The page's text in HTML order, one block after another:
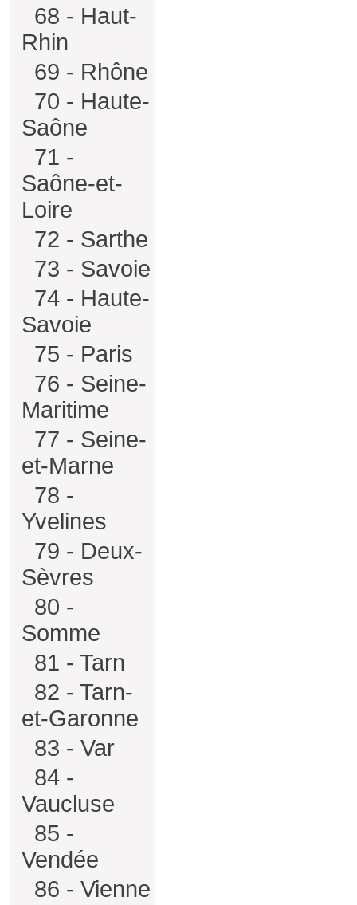
68 - Haut-
Rhin
69 - Rhône
70 - Haute-
Saône
71 -
Saône-et-
Loire
72 - Sarthe
73 - Savoie
74 - Haute-
Savoie
75 - Paris
76 - Seine-
Maritime
77 - Seine-
et-Marne
78 -
Yvelines
79 - Deux-
Sèvres
80 -
Somme
81 - Tarn
82 - Tarn-
et-Garonne
83 - Var
84 -
Vaucluse
85 -
Vendée
86 - Vienne